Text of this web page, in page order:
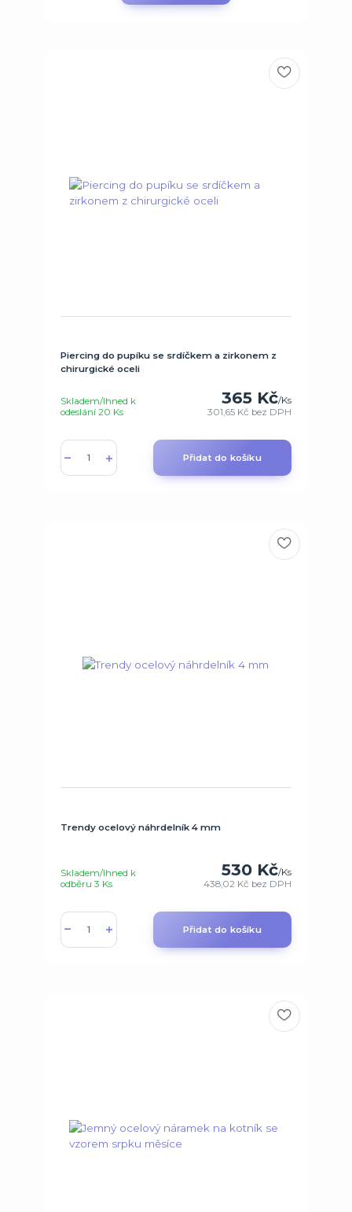
Piercing do pupíku se srdíčkem a zirkonem z
chirurgické oceli
365 Kč/Ks
301,65 Kč bez DPH
Skladem/Ihned k
odeslání 20 Ks
Přidat do košíku
Trendy ocelový náhrdelník 4 mm
530 Kč/Ks
438,02 Kč bez DPH
Skladem/Ihned k
odběru 3 Ks
Přidat do košíku